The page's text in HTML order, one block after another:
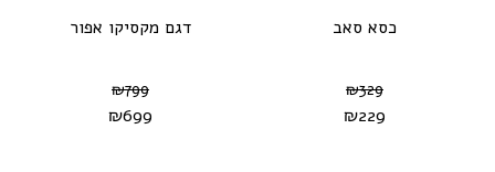
כסא סאב
₪329
₪229
דגם מקסיקו אפור
₪799
₪699